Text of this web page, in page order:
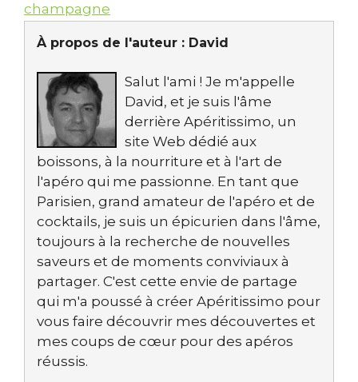
champagne
À propos de l'auteur : David
Salut l'ami ! Je m'appelle
David, et je suis l'âme
derrière Apéritissimo, un
site Web dédié aux
boissons, à la nourriture et à l'art de
l'apéro qui me passionne. En tant que
Parisien, grand amateur de l'apéro et de
cocktails, je suis un épicurien dans l'âme,
toujours à la recherche de nouvelles
saveurs et de moments conviviaux à
partager. C'est cette envie de partage
qui m'a poussé à créer Apéritissimo pour
vous faire découvrir mes découvertes et
mes coups de cœur pour des apéros
réussis.